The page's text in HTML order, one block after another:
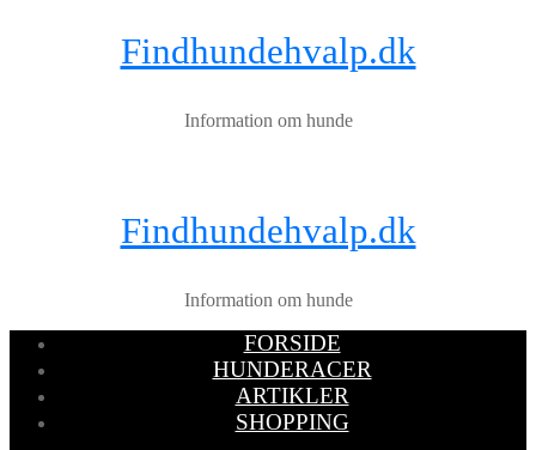
Findhundehvalp.dk
Information om hunde
Findhundehvalp.dk
Information om hunde
FORSIDE
HUNDERACER
ARTIKLER
SHOPPING